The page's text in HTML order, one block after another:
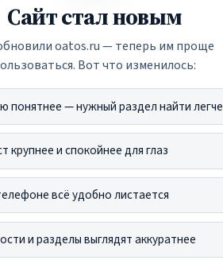
Сайт стал новым
oatos.ru — теперь им проще
Вот что изменилось:
понятнее — нужный раздел найти легче
крупнее и спокойнее для глаз
всё удобно листается
и разделы выглядят аккуратнее
дворы и
на
и